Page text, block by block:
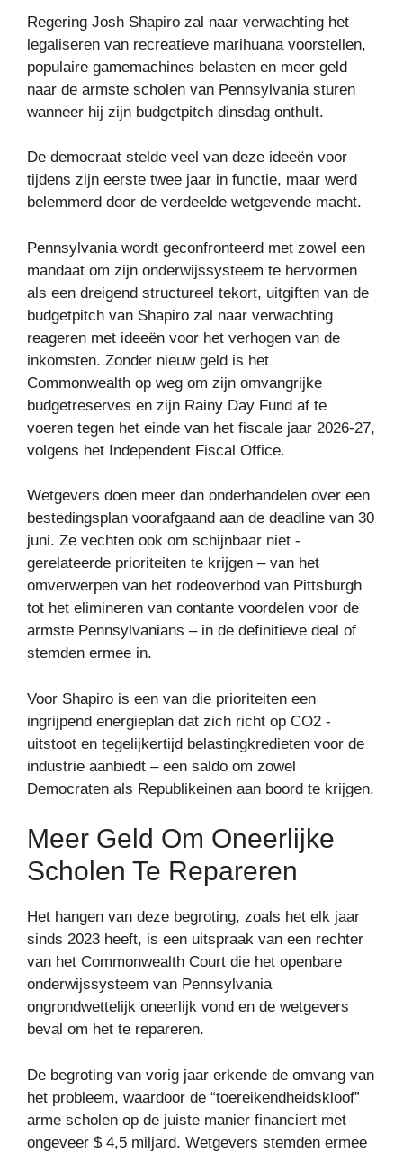
Regering Josh Shapiro zal naar verwachting het
legaliseren van recreatieve marihuana voorstellen,
populaire gamemachines belasten en meer geld
naar de armste scholen van Pennsylvania sturen
wanneer hij zijn budgetpitch dinsdag onthult.
De democraat stelde veel van deze ideeën voor
tijdens zijn eerste twee jaar in functie, maar werd
belemmerd door de verdeelde wetgevende macht.
Pennsylvania wordt geconfronteerd met zowel een
mandaat om zijn onderwijssysteem te hervormen
als een dreigend structureel tekort, uitgiften van de
budgetpitch van Shapiro zal naar verwachting
reageren met ideeën voor het verhogen van de
inkomsten. Zonder nieuw geld is het
Commonwealth op weg om zijn omvangrijke
budgetreserves en zijn Rainy Day Fund af te
voeren tegen het einde van het fiscale jaar 2026-27,
volgens het Independent Fiscal Office.
Wetgevers doen meer dan onderhandelen over een
bestedingsplan voorafgaand aan de deadline van 30
juni. Ze vechten ook om schijnbaar niet -
gerelateerde prioriteiten te krijgen – van het
omverwerpen van het rodeoverbod van Pittsburgh
tot het elimineren van contante voordelen voor de
armste Pennsylvanians – in de definitieve deal of
stemden ermee in.
Voor Shapiro is een van die prioriteiten een
ingrijpend energieplan dat zich richt op CO2 -
uitstoot en tegelijkertijd belastingkredieten voor de
industrie aanbiedt – een saldo om zowel
Democraten als Republikeinen aan boord te krijgen.
Meer Geld Om Oneerlijke
Scholen Te Repareren
Het hangen van deze begroting, zoals het elk jaar
sinds 2023 heeft, is een uitspraak van een rechter
van het Commonwealth Court die het openbare
onderwijssysteem van Pennsylvania
ongrondwettelijk oneerlijk vond en de wetgevers
beval om het te repareren.
De begroting van vorig jaar erkende de omvang van
het probleem, waardoor de “toereikendheidskloof”
arme scholen op de juiste manier financiert met
ongeveer $ 4,5 miljard. Wetgevers stemden ermee